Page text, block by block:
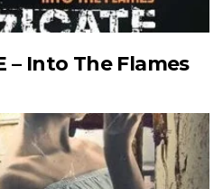
– Into The Flames